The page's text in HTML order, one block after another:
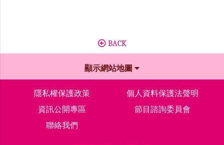
BACK
顯示網站地圖
隱私權保護政策
個人資料保護法聲明
資訊公開專區
節目諮詢委員會
聯絡我們